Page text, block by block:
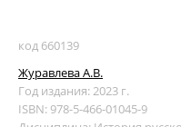
код 660139
Журавлева А.В.
Год издания: 2023 г.
ISBN: 978-5-466-01045-9